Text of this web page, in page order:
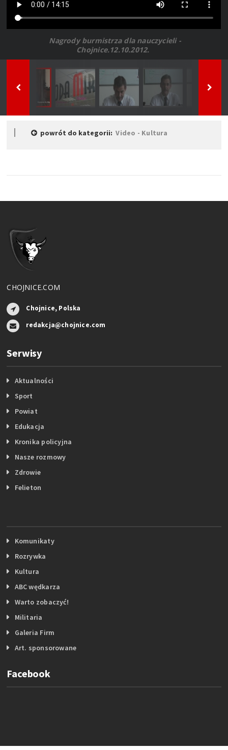
Nagrody burmistrza dla nauczycieli -
Chojnice.12.10.2012.
powrót do kategorii:Video - Kultura
CHOJNICE.COM
Chojnice, Polska
redakcja@chojnice.com
Serwisy
Aktualności
Sport
Powiat
Edukacja
Kronika policyjna
Nasze rozmowy
Zdrowie
Felieton
Komunikaty
Rozrywka
Kultura
ABC wędkarza
Warto zobaczyć!
Militaria
Galeria Firm
Art. sponsorowane
Facebook